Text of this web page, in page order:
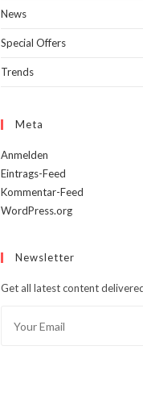
News
Special Offers
Trends
Meta
Anmelden
Eintrags-Feed
Kommentar-Feed
WordPress.org
Newsletter
Get all latest content